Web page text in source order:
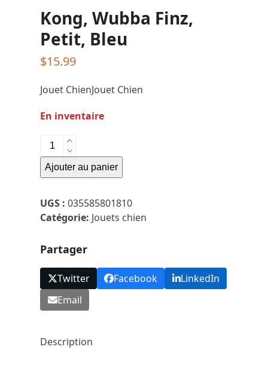
Kong, Wubba Finz,
Petit, Bleu
$15.99
Jouet ChienJouet Chien
En inventaire
quantité
de
Kong,
Finz,
Petit,
Ajouter au panier
UGS :035585801810
Catégorie: Jouets chien
Partager
Twitter Facebook
LinkedIn
Email
Description